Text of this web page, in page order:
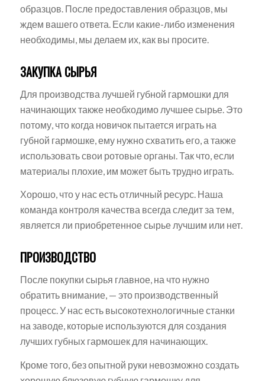
образцов. После предоставления образцов, мы
ждем вашего ответа. Если какие-либо изменения
необходимы, мы делаем их, как вы просите.
ЗАКУПКА СЫРЬЯ
Для производства лучшей губной гармошки для
начинающих также необходимо лучшее сырье. Это
потому, что когда новичок пытается играть на
губной гармошке, ему нужно схватить его, а также
использовать свои ротовые органы. Так что, если
материалы плохие, им может быть трудно играть.
Хорошо, что у нас есть отличный ресурс. Наша
команда контроля качества всегда следит за тем,
является ли приобретенное сырье лучшим или нет.
ПРОИЗВОДСТВО
После покупки сырья главное, на что нужно
обратить внимание, — это производственный
процесс. У нас есть высокотехнологичные станки
на заводе, которые используются для создания
лучших губных гармошек для начинающих.
Кроме того, без опытной руки невозможно создать